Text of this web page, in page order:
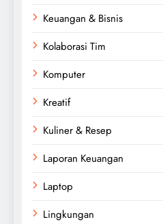
Keuangan & Bisnis
Kolaborasi Tim
Komputer
Kreatif
Kuliner & Resep
Laporan Keuangan
Laptop
Lingkungan